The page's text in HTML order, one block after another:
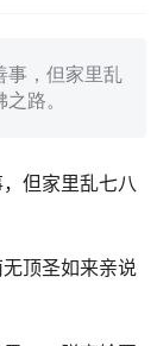
事，但家里乱
路。
但家里乱七八
顶圣如来亲说